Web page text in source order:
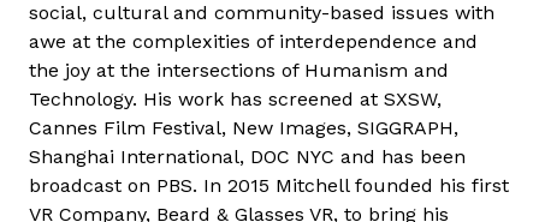
social, cultural and community-based issues with
awe at the complexities of interdependence and
the joy at the intersections of Humanism and
Technology. His work has screened at SXSW,
Cannes Film Festival, New Images, SIGGRAPH,
Shanghai International, DOC NYC and has been
broadcast on PBS. In 2015 Mitchell founded his first
VR Company, Beard & Glasses VR, to bring his